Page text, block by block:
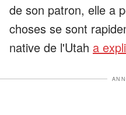
de son patron, elle a
choses se sont
native de l'Utah a